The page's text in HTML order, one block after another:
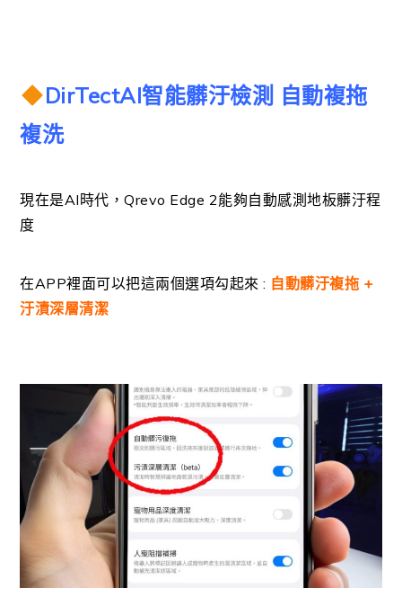
DirTectAI智能髒汙檢測 自動複拖
複洗
現在是AI時代，Qrevo Edge 2能夠自動感測地板髒汙程
度
在APP裡面可以把這兩個選項勾起來 : 自動髒汙複拖 +
汙漬深層清潔